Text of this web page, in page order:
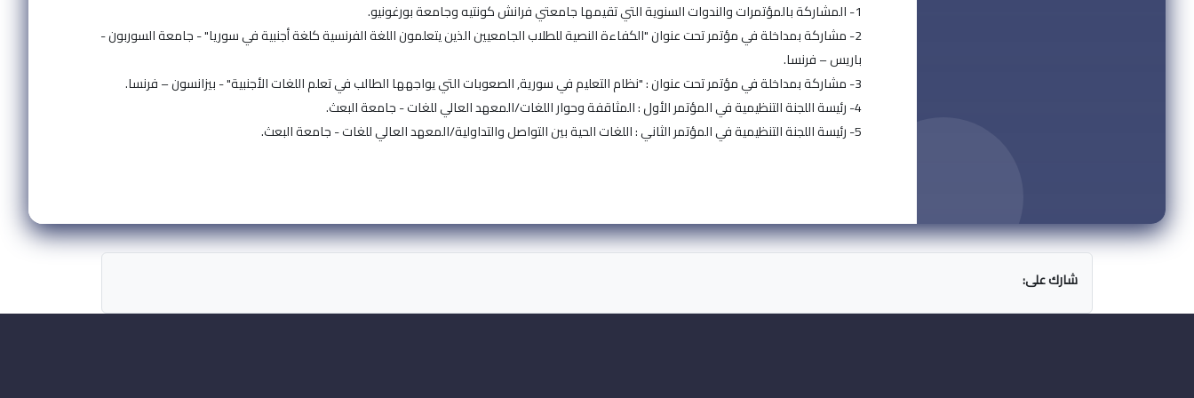
1- المشاركة بالمؤتمرات والندوات السنوية التي تقيمها جامعتي فرانش كونتيه وجامعة بورغونيو.
2- مشاركة بمداخلة في مؤتمر تحت عنوان "الكفاءة النصية للطلاب الجامعيين الذين يتعلمون اللغة الفرنسية كلغة أجنبية في سوريا" - جامعة السوربون -
باريس – فرنسا.
3- مشاركة بمداخلة في مؤتمر تحت عنوان : "نظام التعليم في سورية, الصعوبات التي يواجهها الطالب في تعلم اللغات الأجنبية" - بيزانسون – فرنسا.
4- رئيسة اللجنة التنظيمية في المؤتمر الأول : المثاقفة وحوار اللغات/المعهد العالي للغات - جامعة البعث.
5- رئيسة اللجنة التنظيمية في المؤتمر الثاني : اللغات الحية بين التواصل والتداولية/المعهد العالي للغات - جامعة البعث.
شارك على: